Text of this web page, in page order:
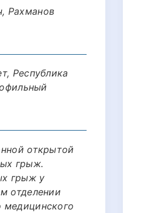
Рахманов
Республика
открытой
грыж.
грыж у
отделении
медицинского